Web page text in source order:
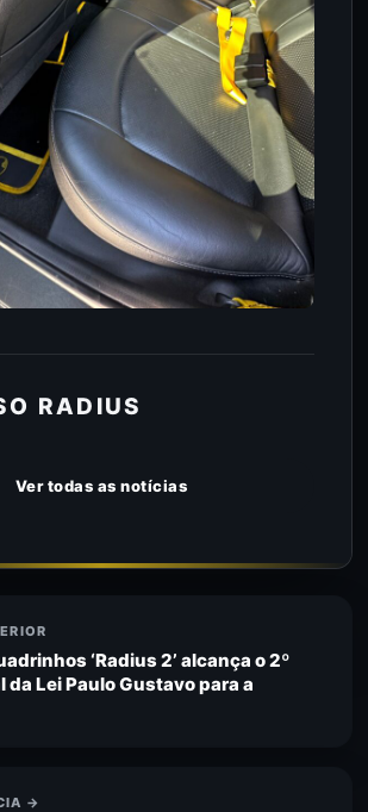
RADIUS
Ver todas as notícias
‘Radius 2’ alcança o 2º
da Lei Paulo Gustavo para a
→